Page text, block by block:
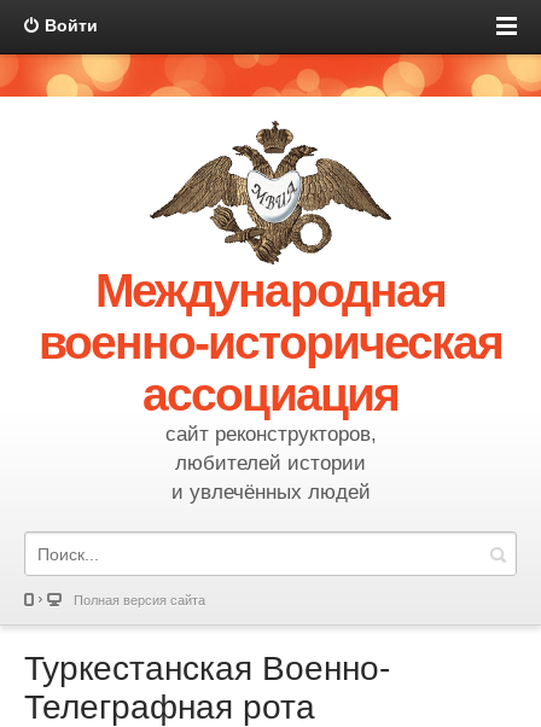
Войти
Международная
военно-историческая
ассоциация
сайт реконструкторов,
любителей истории
и увлечённых людей
Полная версия сайта
Туркестанская Военно-
Телеграфная рота